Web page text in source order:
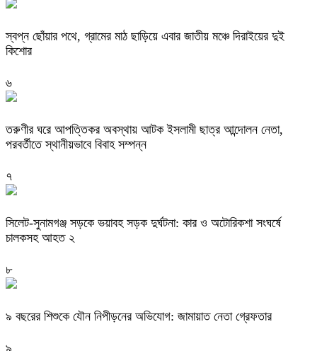
স্বপ্ন ছোঁয়ার পথে, গ্রামের মাঠ ছাড়িয়ে এবার জাতীয় মঞ্চে দিরাইয়ের দুই
কিশোর
৬
তরুণীর ঘরে আপত্তিকর অবস্থায় আটক ইসলামী ছাত্র আন্দোলন নেতা,
পরবর্তীতে স্থানীয়ভাবে বিবাহ সম্পন্ন
৭
সিলেট-সুনামগঞ্জ সড়কে ভয়াবহ সড়ক দুর্ঘটনা: কার ও অটোরিকশা সংঘর্ষে
চালকসহ আহত ২
৮
৯ বছরের শিশুকে যৌন নিপীড়নের অভিযোগ: জামায়াত নেতা গ্রেফতার
৯